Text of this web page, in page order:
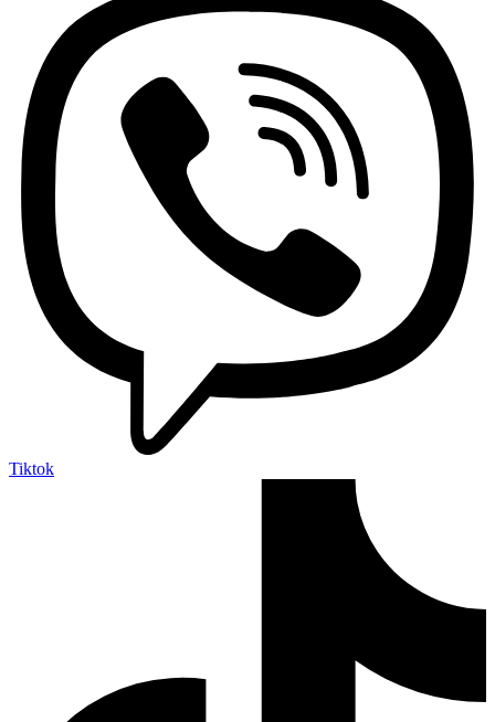
Tiktok